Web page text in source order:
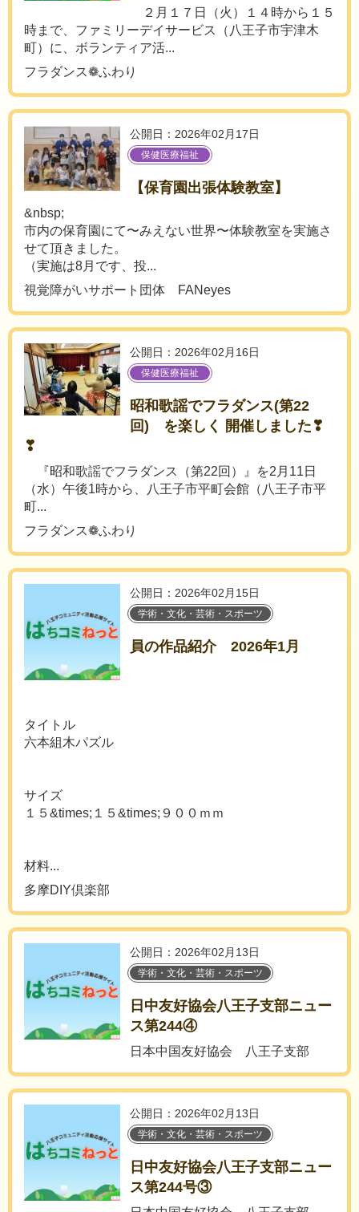
２月１７日（火）１４時から１５
時まで、ファミリーデイサービス（八王子市宇津木
町）に、ボランティア活...
フラダンス❁ふわり
公開日：2026年02月17日
保健医療福祉
【保育園出張体験教室】
&nbsp;
市内の保育園にて〜みえない世界〜体験教室を実施さ
せて頂きました。
（実施は8月です、投...
視覚障がいサポート団体 FANeyes
公開日：2026年02月16日
保健医療福祉
昭和歌謡でフラダンス(第22
回) を楽しく 開催しました❣
❣
『昭和歌謡でフラダンス（第22回）』を2月11日
（水）午後1時から、八王子市平町会館（八王子市平
町...
フラダンス❁ふわり
公開日：2026年02月15日
学術・文化・芸術・スポーツ
員の作品紹介 2026年1月
タイトル
六本組木パズル
サイズ
１５&times;１５&times;９００ｍｍ
材料...
多摩DIY倶楽部
公開日：2026年02月13日
学術・文化・芸術・スポーツ
日中友好協会八王子支部ニュー
ス第244④
日本中国友好協会 八王子支部
公開日：2026年02月13日
学術・文化・芸術・スポーツ
日中友好協会八王子支部ニュー
ス第244号③